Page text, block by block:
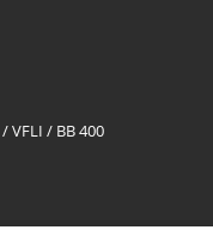
/VFLI / BB 400